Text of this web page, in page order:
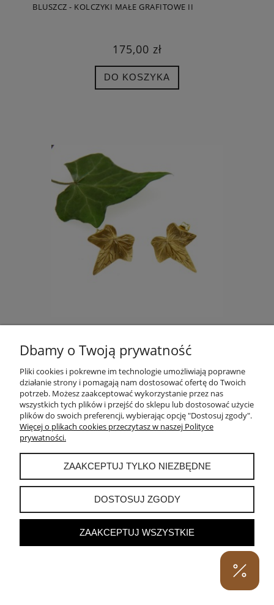
BLUSZCZ - KOLCZYKI MAŁE GRAFITOWE II
175,00 zł
DO KOSZYKA
200,00 zł
DO KOSZYKA
Dbamy o Twoją prywatność
Pliki cookies i pokrewne im technologie umożliwiają poprawne
działanie strony i pomagają nam dostosować ofertę do Twoich
potrzeb. Możesz zaakceptować wykorzystanie przez nas
wszystkich tych plików i przejść do sklepu lub dostosować użycie
plików do swoich preferencji, wybierając opcję "Dostosuj zgody".
Więcej o plikach cookies przeczytasz w naszej Polityce
prywatności.
ZAAKCEPTUJ TYLKO NIEZBĘDNE
DOSTOSUJ ZGODY
ZAAKCEPTUJ WSZYSTKIE